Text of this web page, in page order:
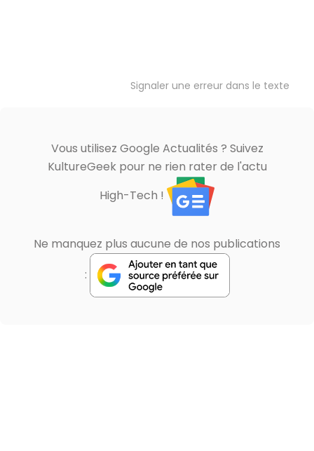
Signaler une erreur dans le texte
Vous utilisez Google Actualités ? Suivez
KultureGeek pour ne rien rater de l'actu
High-Tech !
Ne manquez plus aucune de nos publications
: